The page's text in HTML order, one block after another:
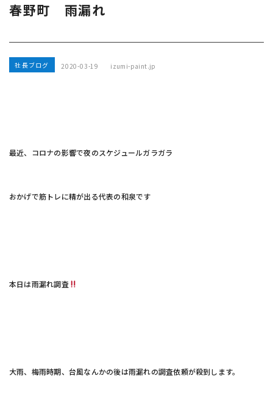
春野町 雨漏れ
社長ブログ 2020-03-19 izumi-paint.jp
最近、コロナの影響で夜のスケジュールガラガラ
おかげで筋トレに精が出る代表の和泉です
本日は雨漏れ調査
大雨、梅雨時期、台風なんかの後は雨漏れの調査依頼が殺到します。